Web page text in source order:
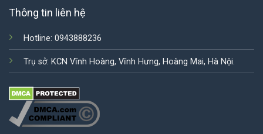
Thông tin liên hệ
Hotline: 0943888236
Trụ sở: KCN Vĩnh Hoàng, Vĩnh Hưng, Hoàng Mai, Hà Nội.